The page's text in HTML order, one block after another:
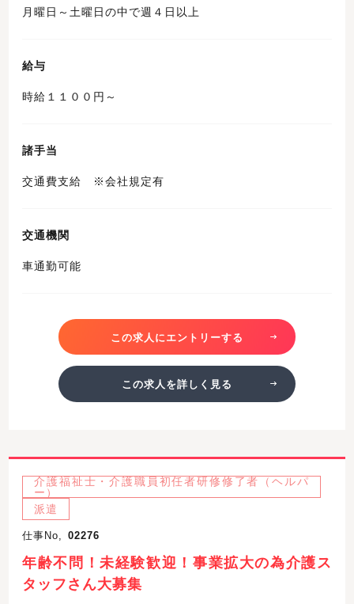
月曜日～土曜日の中で週４日以上
給与
時給１１００円～
諸手当
交通費支給 ※会社規定有
交通機関
車通勤可能
この求人にエントリーする
この求人を詳しく見る
介護福祉士・介護職員初任者研修修了者（ヘルパ
ー）
派遣
仕事No, 02276
年齢不問！未経験歓迎！事業拡大の為介護ス
タッフさん大募集